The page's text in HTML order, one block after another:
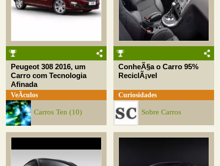
Peugeot 308 2016, um
Carro com Tecnologia
Afinada
VeÃ­culos
Carros Ten (10)
ConheÃ§a o Carro 95%
ReciclÃ¡vel
Curiosidades
Sobre Carros